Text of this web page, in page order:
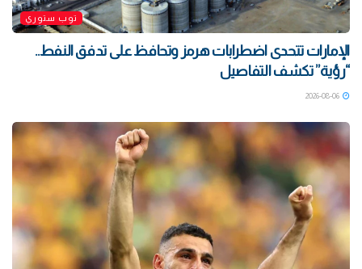
توب ستوري
الإمارات تتحدى اضطرابات هرمز وتحافظ على تدفق النفط..
“رؤية” تكشف التفاصيل